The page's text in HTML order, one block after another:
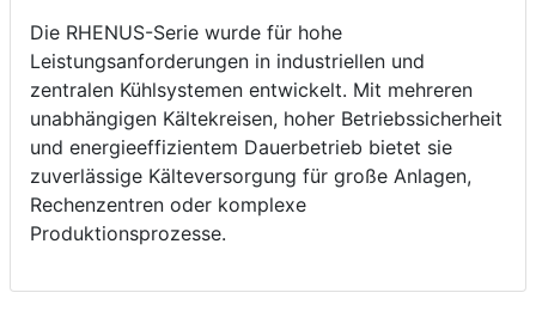
Die RHENUS-Serie wurde für hohe
Leistungsanforderungen in industriellen und
zentralen Kühlsystemen entwickelt. Mit mehreren
unabhängigen Kältekreisen, hoher Betriebssicherheit
und energieeffizientem Dauerbetrieb bietet sie
zuverlässige Kälteversorgung für große Anlagen,
Rechenzentren oder komplexe
Produktionsprozesse.